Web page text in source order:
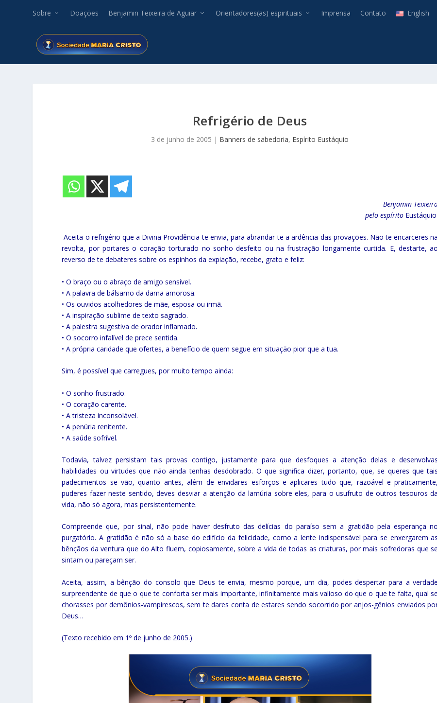
Sobre Doações Benjamin Teixeira de Aguiar Orientadores(as) espirituais Imprensa Contato English
Refrigério de Deus
3 de junho de 2005 | Banners de sabedoria, Espírito Eustáquio
Benjamin
pelo espírito Eustáquio.
Aceita o refrigério que a Divina Providência te envia, para abrandar-te a ardência das provações. Não te encarceres na
revolta, por portares o coração torturado no sonho desfeito ou na frustração longamente curtida. E, destarte, ao
reverso de te debateres sobre os espinhos da expiação, recebe, grato e feliz:
• O braço ou o abraço de amigo sensível.
• A palavra de bálsamo da dama amorosa.
• Os ouvidos acolhedores de mãe, esposa ou irmã.
• A inspiração sublime de texto sagrado.
• A palestra sugestiva de orador inflamado.
• O socorro infalível de prece sentida.
• A própria caridade que ofertes, a benefício de quem segue em situação pior que a tua.
Sim, é possível que carregues, por muito tempo ainda:
• O sonho frustrado.
• O coração carente.
• A tristeza inconsolável.
• A penúria renitente.
• A saúde sofrível.
Todavia, talvez persistam tais provas contigo, justamente para que desfoques a atenção delas e desenvolvas
habilidades ou virtudes que não ainda tenhas desdobrado. O que significa dizer, portanto, que, se queres que tais
padecimentos se vão, quanto antes, além de envidares esforços e aplicares tudo que, razoável e praticamente,
puderes fazer neste sentido, deves desviar a atenção da lamúria sobre eles, para o usufruto de outros tesouros da
vida, não só agora, mas persistentemente.
Compreende que, por sinal, não pode haver desfruto das delícias do paraíso sem a gratidão pela esperança no
purgatório. A gratidão é não só a base do edifício da felicidade, como a lente indispensável para se enxergarem as
bênçãos da ventura que do Alto fluem, copiosamente, sobre a vida de todas as criaturas, por mais sofredoras que se
sintam ou pareçam ser.
Aceita, assim, a bênção do consolo que Deus te envia, mesmo porque, um dia, podes despertar para a verdade
surpreendente de que o que te conforta ser mais importante, infinitamente mais valioso do que o que te falta, qual se
chorasses por demônios-vampirescos, sem te dares conta de estares sendo socorrido por anjos-gênios enviados
Deus…
(Texto recebido em 1º de junho de 2005.)